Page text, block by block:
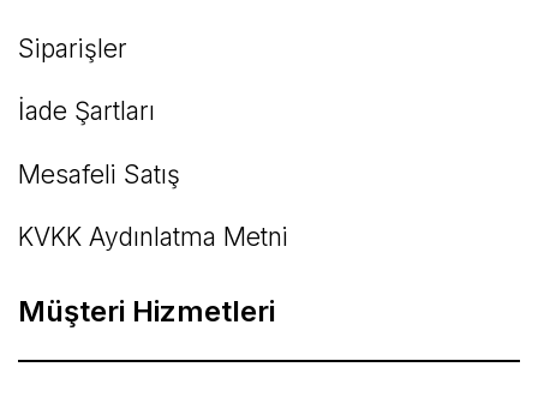
Siparişler
İade Şartları
Mesafeli Satış
KVKK Aydınlatma Metni
Müşteri Hizmetleri